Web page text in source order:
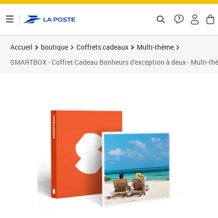
Accueil boutique Coffrets cadeaux
Multi-thème
SMARTBOX - Coffret Cadeau Bonheurs d'exception à deux - Multi-